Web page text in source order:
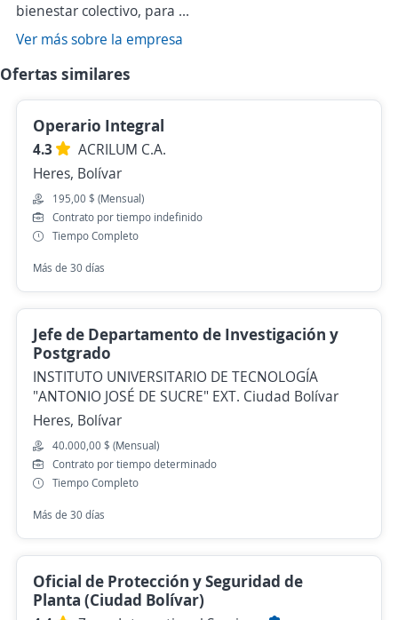
bienestar colectivo, para ...
Ver más sobre la empresa
Ofertas similares
Operario Integral
4.3
ACRILUM C.A.
Heres, Bolívar
195,00 $ (Mensual)
Contrato por tiempo indefinido
Tiempo Completo
Más de 30 días
Jefe de Departamento de Investigación y
Postgrado
INSTITUTO UNIVERSITARIO DE TECNOLOGÍA
"ANTONIO JOSÉ DE SUCRE" EXT. Ciudad Bolívar
Heres, Bolívar
40.000,00 $ (Mensual)
Contrato por tiempo determinado
Tiempo Completo
Más de 30 días
Oficial de Protección y Seguridad de
Planta (Ciudad Bolívar)